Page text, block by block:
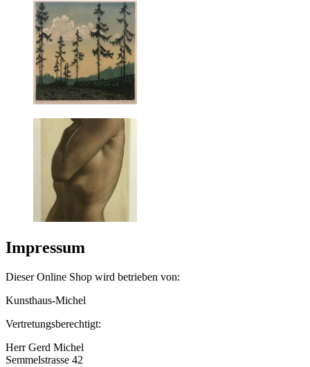
Impressum
Dieser Online Shop wird betrieben von:
Kunsthaus-Michel
Vertretungsberechtigt:
Herr Gerd Michel
Semmelstrasse 42